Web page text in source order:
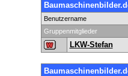
Benutzername
Gruppenmitglieder
LKW-Stefan